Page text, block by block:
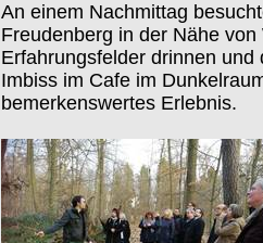
An einem Nachmittag
Freudenberg in der Nähe
Erfahrungsfelder drinnen
Imbiss im Cafe im
bemerkenswertes Erlebnis.